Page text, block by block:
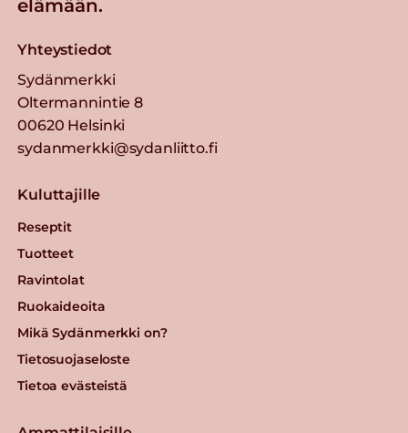
elämään.
Yhteystiedot
Sydänmerkki
Oltermannintie 8
00620 Helsinki
sydanmerkki@sydanliitto.fi
Kuluttajille
Reseptit
Tuotteet
Ravintolat
Ruokaideoita
Mikä Sydänmerkki on?
Tietosuojaseloste
Tietoa evästeistä